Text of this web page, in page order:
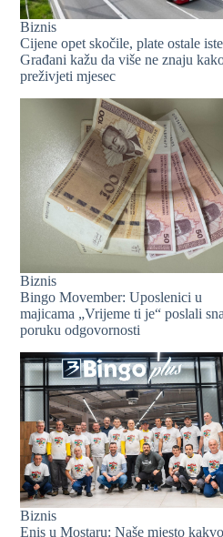
Biznis
Cijene opet skočile, plate ostale
Građani kažu da više ne znaju
preživjeti mjesec
Biznis
Bingo Movember: Uposlenici u
majicama „Vrijeme ti je“ poslali
poruku odgovornosti
Biznis
Enis u Mostaru: Naše mjesto kakvo
❆